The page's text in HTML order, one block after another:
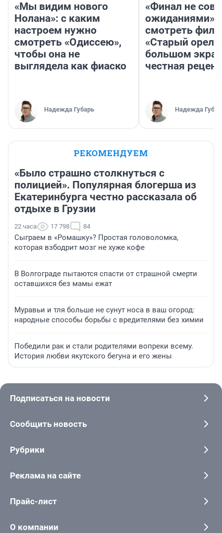
«Мы видим нового
Нолана»: с каким
настроем нужно
смотреть «Одиссею»,
чтобы она не
выглядела как фиаско
Надежда Губарь
«Финал не
ожиданиями»:
смотреть
«Старый орел»
большом
честная
Надежда
РЕКОМЕНДУЕМ
«Было страшно столкнуться с
полицией». Популярная блогерша из
Екатеринбурга честно рассказала об
отдыхе в Грузии
22 часа 17 798 84
Сыграем в «Ромашку»? Простая головоломка,
которая взбодрит мозг не хуже кофе
В Волгограде пытаются спасти от страшной смерти
оставшихся без мамы ежат
Муравьи и тля больше не сунут носа в ваш огород:
народные способы борьбы с вредителями без химии
Победили рак и стали родителями вопреки всему.
История любви якутского бегуна и его жены
Подписаться на новости
Сообщить новость
Рубрики
Реклама на сайте
Прайс-лист
О компании